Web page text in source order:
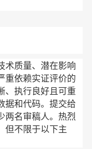
术质量、潜在影响
重依赖实证评价的
、执行良好且可重
据和代码。提交给
两名审稿人。热烈
但不限于以下主